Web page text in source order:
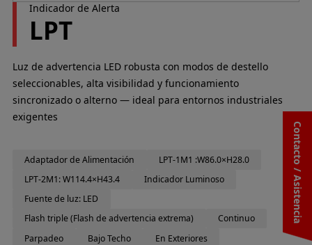
Contacto / Asistencia
Indicador de Alerta
LPT
Luz de advertencia LED robusta con modos de destello
seleccionables, alta visibilidad y funcionamiento
sincronizado o alterno — ideal para entornos industriales
exigentes
Adaptador de Alimentación
LPT-1M1 :W86.0×H28.0
LPT-2M1: W114.4×H43.4
Indicador Luminoso
Fuente de luz: LED
Flash triple (Flash de advertencia extrema)
Continuo
Parpadeo
Bajo Techo
En Exteriores